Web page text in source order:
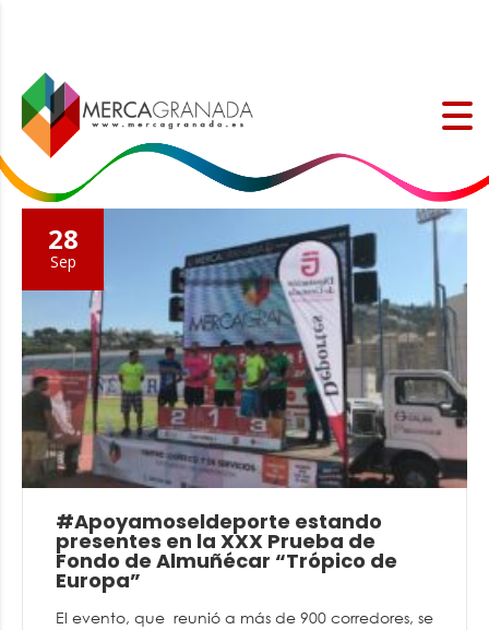
28
Sep
#Apoyamoseldeporte estando
presentes en la XXX Prueba de
Fondo de Almuñécar “Trópico de
Europa”
El evento, que reunió a más de 900 corredores, se